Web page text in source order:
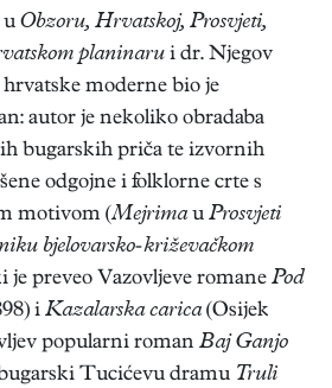
u Obzoru, Hrvatskoj, Prosvjeti,
planinaru i dr. Njegov
moderne bio je
autor je nekoliko obradaba
bugarskih priča te izvornih
odgojne i folklorne crte s
motivom (Mejrimau Prosvjeti
bjelovarsko-križevačkom
je preveo Vazovljeve romane Pod
i Kazalarska carica(Osijek
popularni roman Baj Ganjo
Tucićevu dramu Truli